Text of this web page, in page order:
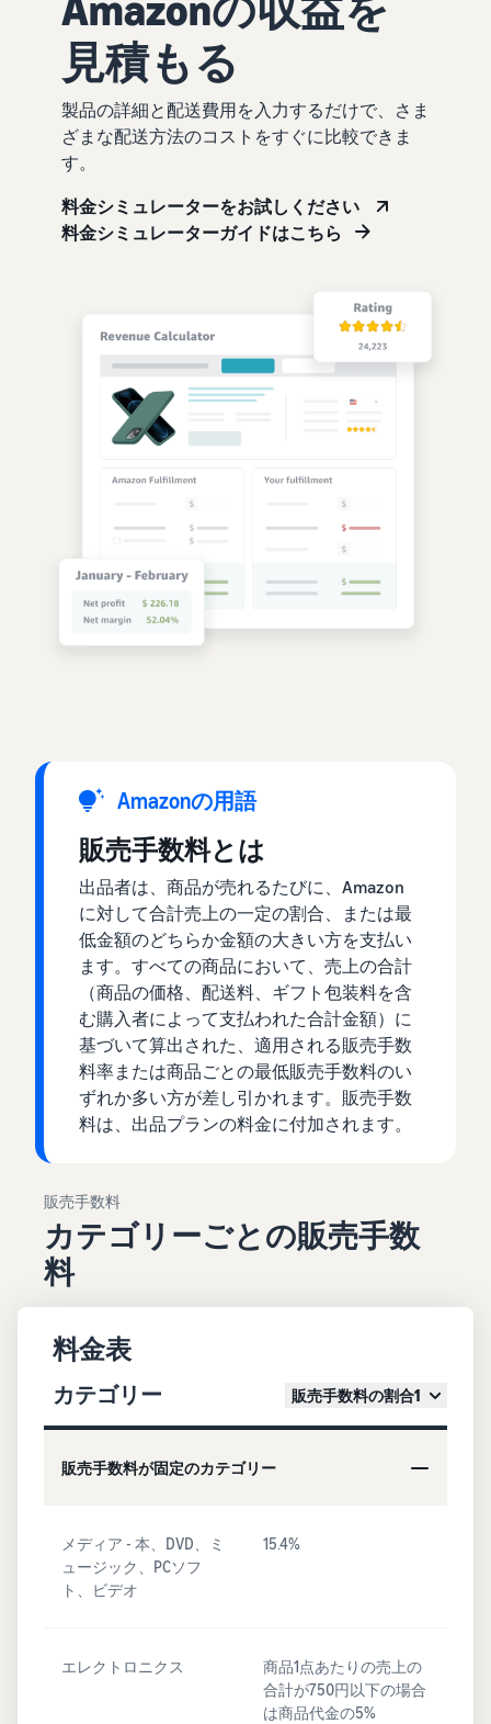
見積もる
製品の詳細と配送費用を入力するだけで、さま
ざまな配送方法のコストをすぐに比較できま
す。
料金シミュレーターをお試しください
料金シミュレーターガイドはこちら
Amazonの用語
販売手数料とは
出品者は、商品が売れるたびに、Amazon
に対して合計売上の一定の割合、または最
低金額のどちらか金額の大きい方を支払い
ます。すべての商品において、売上の合計
（商品の価格、配送料、ギフト包装料を含
む購入者によって支払われた合計金額）に
基づいて算出された、適用される販売手数
料率または商品ごとの最低販売手数料のい
ずれか多い方が差し引かれます。販売手数
料は、出品プランの料金に付加されます。
販売手数料
カテゴリーごとの販売手数
料
料金表
カテゴリー 販売手数料の割合1
販売手数料が固定のカテゴリー
メディア - 本、DVD、ミ
ュージック、PCソフ
ト、ビデオ
15.4%
エレクトロニクス
商品1点あたりの売上の
合計が750円以下の場合
は商品代金の5%